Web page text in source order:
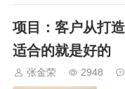
照
学
项目：客户从打
适合的就是好的
张金荣 2948